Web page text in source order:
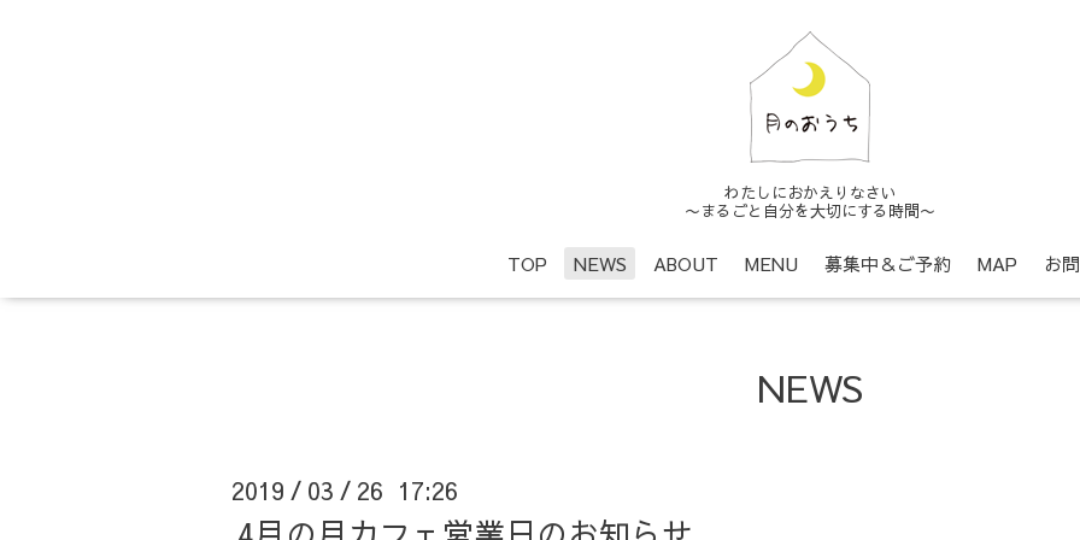
わたしにおかえりなさい
〜まるごと自分を大切にする時間〜
TOP NEWS ABOUT MENU 募集中＆ご予約 MAP お
NEWS
2019 / 03 / 26 17:26